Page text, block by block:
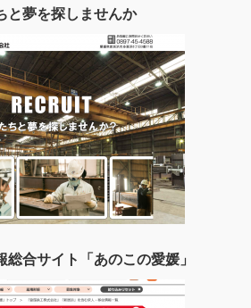
と夢を探しませんか
総合サイト「あのこの愛媛」